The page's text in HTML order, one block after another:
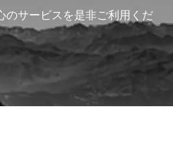
のサービスを是非ご利用くだ